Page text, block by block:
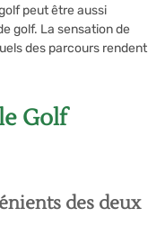
peut être aussi
golf. La sensation de
des parcours rendent
Golf
des deux